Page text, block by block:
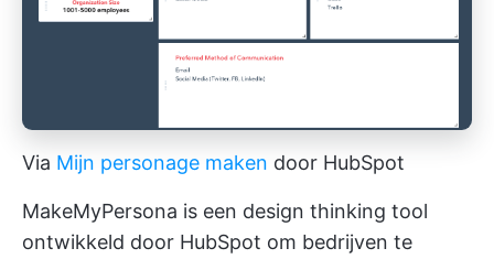
Via Mijn personage maken door HubSpot
MakeMyPersona is een design thinking tool
ontwikkeld door HubSpot om bedrijven te